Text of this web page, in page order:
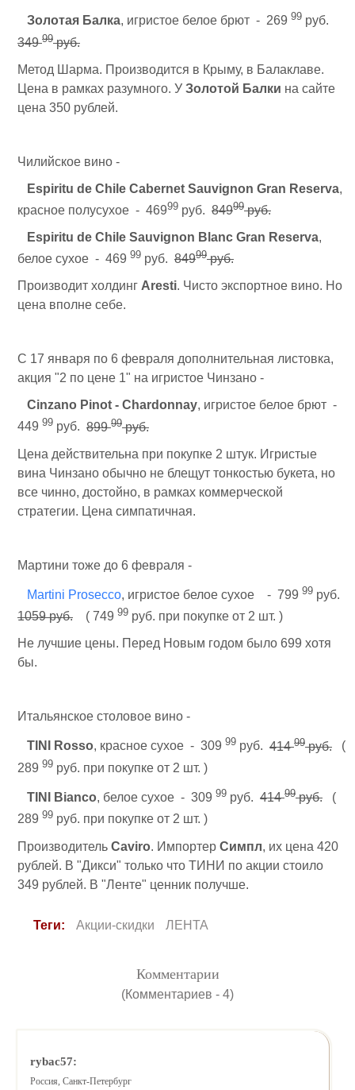
Золотая Балка, игристое белое брют - 269 99 руб.
34999руб.
Метод Шарма. Производится в Крыму, в Балаклаве.
Цена в рамках разумного. У Золотой Балки на сайте
цена 350 рублей.
Чилийское вино -
Espiritu de Chile Cabernet Sauvignon Gran Reserva,
красное полусухое - 46999 руб. 84999руб.
Espiritu de Chile Sauvignon Blanc Gran Reserva,
белое сухое - 469 99 руб. 84999руб.
Производит холдинг Aresti. Чисто экспортное вино. Но
цена вполне себе.
С 17 января по 6 февраля дополнительная листовка,
акция "2 по цене 1" на игристое Чинзано -
Cinzano Pinot - Chardonnay, игристое белое брют -
449 99 руб. 89999руб.
Цена действительна при покупке 2 штук. Игристые
вина Чинзано обычно не блещут тонкостью букета, но
все чинно, достойно, в рамках коммерческой
стратегии. Цена симпатичная.
Мартини тоже до 6 февраля -
Martini Prosecco, игристое белое сухое - 799 99 руб.
1059 руб. ( 749 99 руб. при покупке от 2 шт. )
Не лучшие цены. Перед Новым годом было 699 хотя
бы.
Итальянское столовое вино -
TINI Rosso, красное сухое - 309 99 руб. 41499руб. (
289 99 руб. при покупке от 2 шт. )
TINI Bianco, белое сухое - 309 99 руб. 41499руб. (
289 99 руб. при покупке от 2 шт. )
Производитель Caviro. Импортер Симпл, их цена 420
рублей. В "Дикси" только что ТИНИ по акции стоило
349 рублей. В "Ленте" ценник получше.
Теги: Акции-скидки ЛЕНТА
Комментарии
(Комментариев - 4)
rybac57:
Россия, Санкт-Петербург